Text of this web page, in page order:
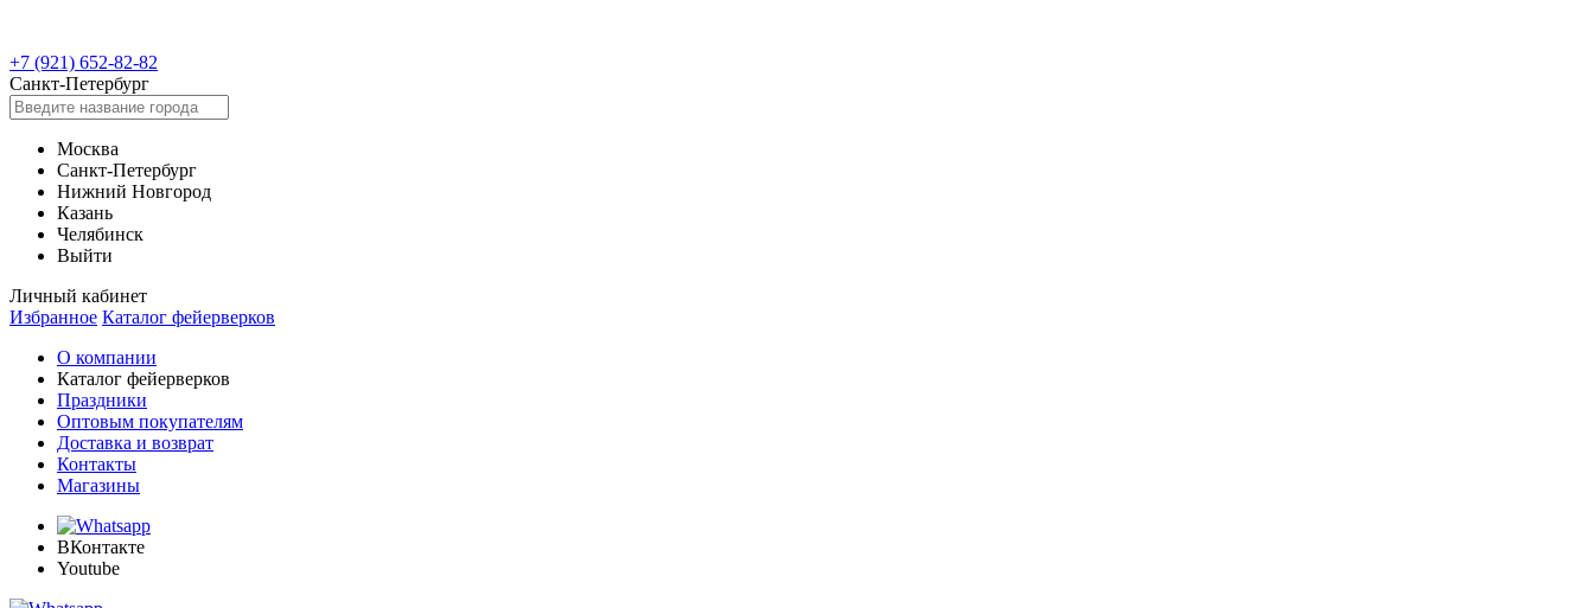
+7 (921) 652-82-82
Санкт-Петербург
Москва
Санкт-Петербург
Нижний Новгород
Казань
Челябинск
Выйти
Личный кабинет
Избранное Каталог фейерверков
О компании
Каталог фейерверков
Праздники
Оптовым покупателям
Доставка и возврат
Контакты
Магазины
ВКонтакте
Youtube